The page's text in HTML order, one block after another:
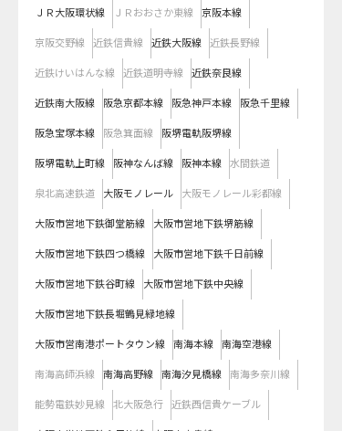
ＪＲ大阪環状線 ＪＲおおさか東線 京阪本線
京阪交野線 近鉄信貴線 近鉄大阪線 近鉄長野線
近鉄けいはんな線 近鉄道明寺線 近鉄奈良線
近鉄南大阪線 阪急京都本線 阪急神戸本線 阪急千里線
阪急宝塚本線 阪急箕面線 阪堺電軌阪堺線
阪堺電軌上町線 阪神なんば線 阪神本線 水間鉄道
泉北高速鉄道 大阪モノレール 大阪モノレール彩都線
大阪市営地下鉄御堂筋線 大阪市営地下鉄堺筋線
大阪市営地下鉄四つ橋線 大阪市営地下鉄千日前線
大阪市営地下鉄谷町線 大阪市営地下鉄中央線
大阪市営地下鉄長堀鶴見緑地線
大阪市営南港ポートタウン線 南海本線 南海空港線
南海高師浜線 南海高野線 南海汐見橋線 南海多奈川線
能勢電鉄妙見線 北大阪急行 近鉄西信貴ケーブル